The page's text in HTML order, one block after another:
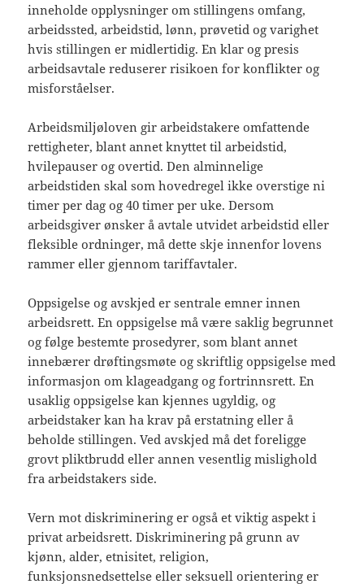
inneholde opplysninger om stillingens omfang,
arbeidssted, arbeidstid, lønn, prøvetid og varighet
hvis stillingen er midlertidig. En klar og presis
arbeidsavtale reduserer risikoen for konflikter og
misforståelser.
Arbeidsmiljøloven gir arbeidstakere omfattende
rettigheter, blant annet knyttet til arbeidstid,
hvilepauser og overtid. Den alminnelige
arbeidstiden skal som hovedregel ikke overstige ni
timer per dag og 40 timer per uke. Dersom
arbeidsgiver ønsker å avtale utvidet arbeidstid eller
fleksible ordninger, må dette skje innenfor lovens
rammer eller gjennom tariffavtaler.
Oppsigelse og avskjed er sentrale emner innen
arbeidsrett. En oppsigelse må være saklig begrunnet
og følge bestemte prosedyrer, som blant annet
innebærer drøftingsmøte og skriftlig oppsigelse med
informasjon om klageadgang og fortrinnsrett. En
usaklig oppsigelse kan kjennes ugyldig, og
arbeidstaker kan ha krav på erstatning eller å
beholde stillingen. Ved avskjed må det foreligge
grovt pliktbrudd eller annen vesentlig mislighold
fra arbeidstakers side.
Vern mot diskriminering er også et viktig aspekt i
privat arbeidsrett. Diskriminering på grunn av
kjønn, alder, etnisitet, religion,
funksjonsnedsettelse eller seksuell orientering er